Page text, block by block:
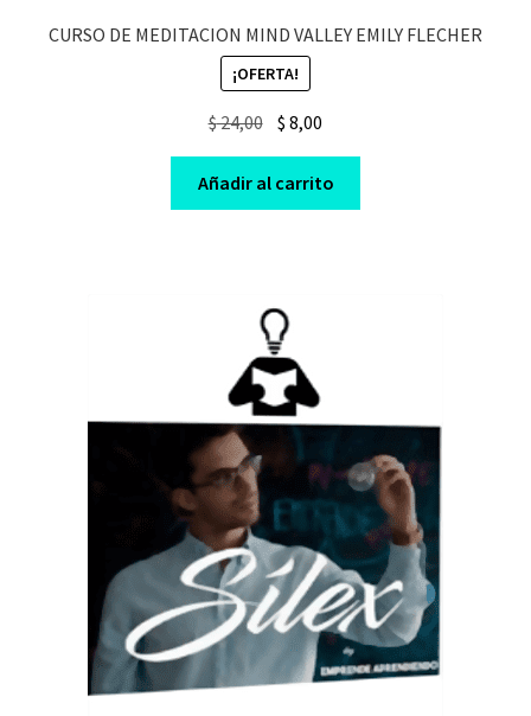
CURSO DE MEDITACION MIND VALLEY EMILY FLECHER
¡OFERTA!
$24,00 Original
was:
$ 24,00.
$ 8,00
is:
$ 8,00.
Añadir al carrito